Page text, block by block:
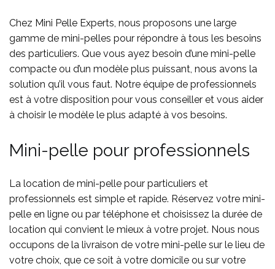
Chez Mini Pelle Experts, nous proposons une large
gamme de mini-pelles pour répondre à tous les besoins
des particuliers. Que vous ayez besoin d’une mini-pelle
compacte ou d’un modèle plus puissant, nous avons la
solution qu’il vous faut. Notre équipe de professionnels
est à votre disposition pour vous conseiller et vous aider
à choisir le modèle le plus adapté à vos besoins.
Mini-pelle pour professionnels
La location de mini-pelle pour particuliers et
professionnels est simple et rapide. Réservez votre mini-
pelle en ligne ou par téléphone et choisissez la durée de
location qui convient le mieux à votre projet. Nous nous
occupons de la livraison de votre mini-pelle sur le lieu de
votre choix, que ce soit à votre domicile ou sur votre